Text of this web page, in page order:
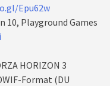
Epu62w
10, Playground Games
HORIZON 3
Format (DU